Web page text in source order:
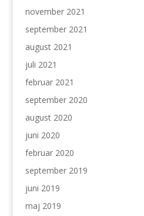
november 2021
september 2021
august 2021
juli 2021
februar 2021
september 2020
august 2020
juni 2020
februar 2020
september 2019
juni 2019
maj 2019